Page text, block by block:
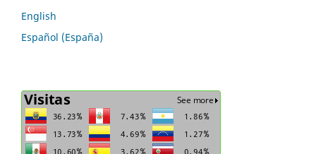
English
Español (España)